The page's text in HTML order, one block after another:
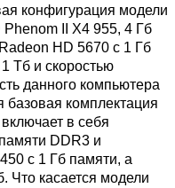
конфигурация модели
Phenom II X4 955, 4 Гб
HD 5670 с 1 Гб
Тб и скоростью
данного компьютера
базовая комплектация
в себя
DDR3 и
с 1 Гб памяти, а
Что касается модели